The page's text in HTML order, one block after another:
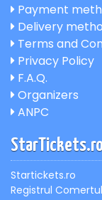
Payment
Delivery
Terms and
Privacy Policy
F.A.Q.
Organizers
ANPC
Startickets.ro
Registrul